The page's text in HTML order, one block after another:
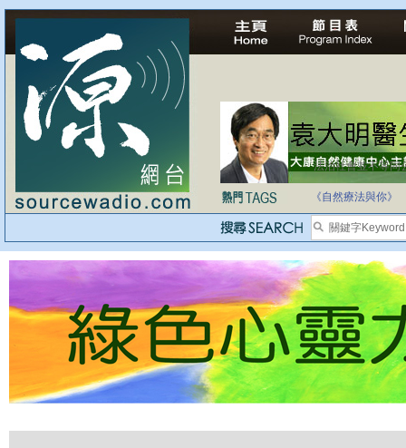
法治社會並不等同
《自然療法與你》